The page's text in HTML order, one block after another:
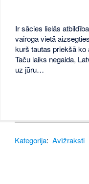
Ir sācies lielās
vairoga vietā
kurš tautas priekšā
Taču laiks negaida,
uz jūru…
Kategorija: Avīžraksti